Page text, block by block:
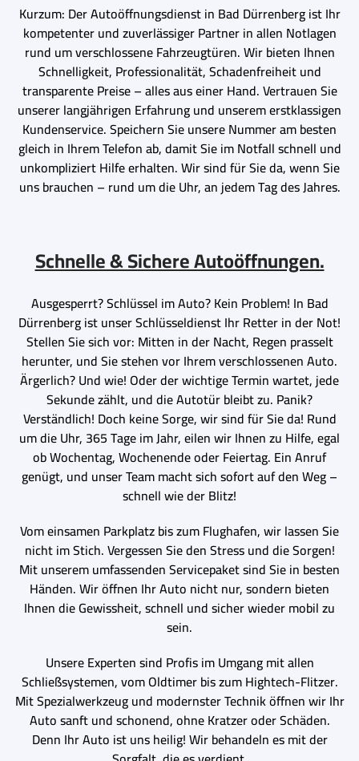
Kurzum: Der Autoöffnungsdienst in Bad Dürrenberg ist Ihr
kompetenter und zuverlässiger Partner in allen Notlagen
rund um verschlossene Fahrzeugtüren. Wir bieten Ihnen
Schnelligkeit, Professionalität, Schadenfreiheit und
transparente Preise – alles aus einer Hand. Vertrauen Sie
unserer langjährigen Erfahrung und unserem erstklassigen
Kundenservice. Speichern Sie unsere Nummer am besten
gleich in Ihrem Telefon ab, damit Sie im Notfall schnell und
unkompliziert Hilfe erhalten. Wir sind für Sie da, wenn Sie
uns brauchen – rund um die Uhr, an jedem Tag des Jahres.
Schnelle & Sichere Autoöffnungen.
Ausgesperrt? Schlüssel im Auto? Kein Problem! In Bad
Dürrenberg ist unser Schlüsseldienst Ihr Retter in der Not!
Stellen Sie sich vor: Mitten in der Nacht, Regen prasselt
herunter, und Sie stehen vor Ihrem verschlossenen Auto.
Ärgerlich? Und wie! Oder der wichtige Termin wartet, jede
Sekunde zählt, und die Autotür bleibt zu. Panik?
Verständlich! Doch keine Sorge, wir sind für Sie da! Rund
um die Uhr, 365 Tage im Jahr, eilen wir Ihnen zu Hilfe, egal
ob Wochentag, Wochenende oder Feiertag. Ein Anruf
genügt, und unser Team macht sich sofort auf den Weg –
schnell wie der Blitz!
Vom einsamen Parkplatz bis zum Flughafen, wir lassen Sie
nicht im Stich. Vergessen Sie den Stress und die Sorgen!
Mit unserem umfassenden Servicepaket sind Sie in besten
Händen. Wir öffnen Ihr Auto nicht nur, sondern bieten
Ihnen die Gewissheit, schnell und sicher wieder mobil zu
sein.
Unsere Experten sind Profis im Umgang mit allen
Schließsystemen, vom Oldtimer bis zum Hightech-Flitzer.
Mit Spezialwerkzeug und modernster Technik öffnen wir Ihr
Auto sanft und schonend, ohne Kratzer oder Schäden.
Denn Ihr Auto ist uns heilig! Wir behandeln es mit der